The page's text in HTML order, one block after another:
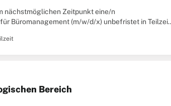
nächstmöglichen Zeitpunkt eine/n
Büromanagement (m/w/d/x) unbefristet in Teilzeit
Bereich